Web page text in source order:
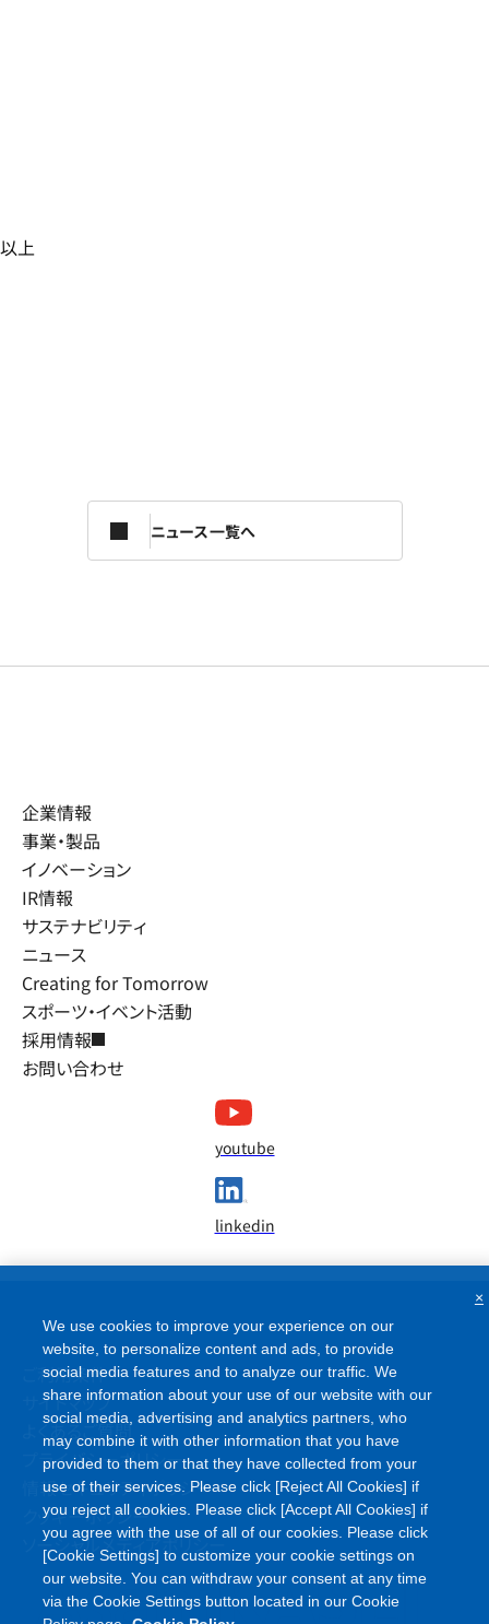
以上
ニュース一覧へ
企業情報
事業・製品
イノベーション
IR情報
サステナビリティ
ニュース
Creating for Tomorrow
スポーツ・イベント活動
採用情報
お問い合わせ
youtube
linkedin
ご利用条件
サイトマップ
よくあるご質問
プライバシーポリシー
情報セキュリティポリシー
クッキーポリシー
ソーシャルメディアポリシー
We use cookies to improve your experience on our
website, to personalize content and ads, to provide
social media features and to analyze our traffic. We
share information about your use of our website with our
social media, advertising and analytics partners, who
may combine it with other information that you have
provided to them or that they have collected from your
use of their services. Please click [Reject All Cookies] if
you reject all cookies. Please click [Accept All Cookies] if
you agree with the use of all of our cookies. Please click
[Cookie Settings] to customize your cookie settings on
our website. You can withdraw your consent at any time
via the Cookie Settings button located in our Cookie
×